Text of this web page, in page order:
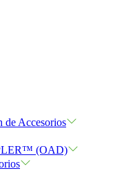
de Accesorios
(OAD)